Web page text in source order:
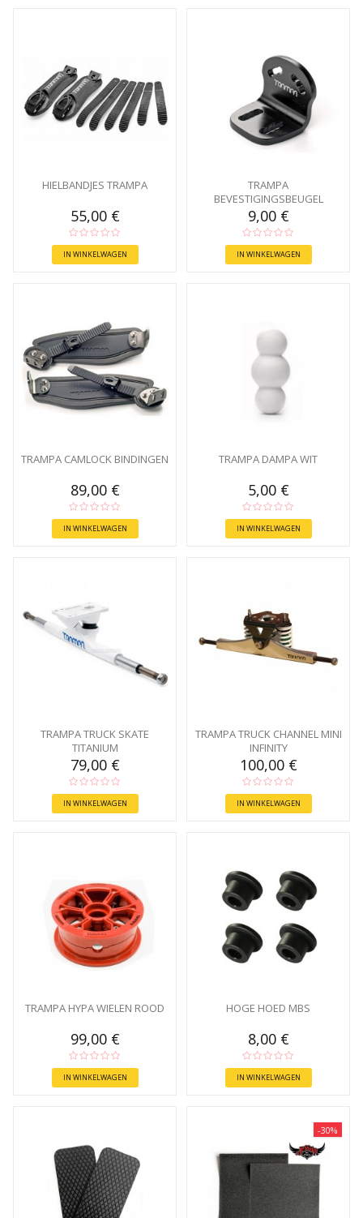
HIELBANDJES TRAMPA
55,00 €
IN WINKELWAGEN
TRAMPA
BEVESTIGINGSBEUGEL
GUNMETAL
9,00 €
IN WINKELWAGEN
TRAMPA CAMLOCK BINDINGEN
89,00 €
IN WINKELWAGEN
TRAMPA DAMPA WIT
5,00 €
IN WINKELWAGEN
TRAMPA TRUCK SKATE
TITANIUM
79,00 €
IN WINKELWAGEN
TRAMPA TRUCK CHANNEL MINI
INFINITY
100,00 €
IN WINKELWAGEN
TRAMPA HYPA WIELEN ROOD
99,00 €
IN WINKELWAGEN
HOGE HOED MBS
8,00 €
IN WINKELWAGEN
-30%